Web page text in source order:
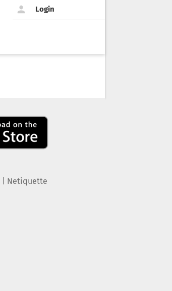
Login
Netiquette